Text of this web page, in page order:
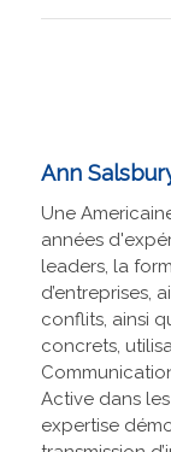
Ann
Une
années
leaders, la
d’entreprises,
conflits, ainsi
concrets,
Active dans
expertise